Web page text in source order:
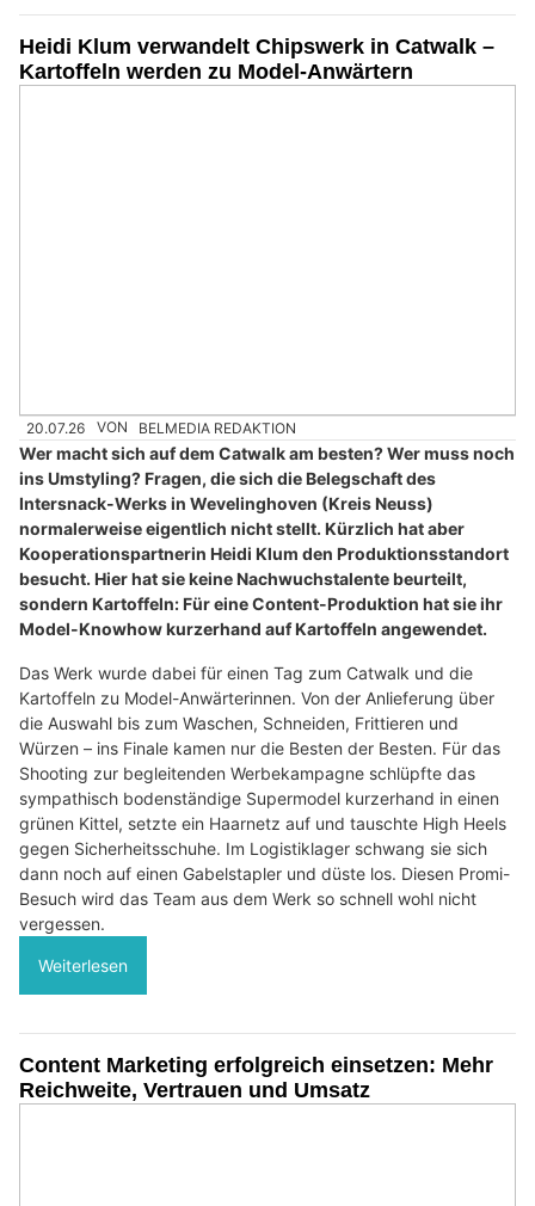
Heidi Klum verwandelt Chipswerk in Catwalk –
Kartoffeln werden zu Model-Anwärtern
20.07.26 VON BELMEDIA REDAKTION
Wer macht sich auf dem Catwalk am besten? Wer muss noch
ins Umstyling? Fragen, die sich die Belegschaft des
Intersnack-Werks in Wevelinghoven (Kreis Neuss)
normalerweise eigentlich nicht stellt. Kürzlich hat aber
Kooperationspartnerin Heidi Klum den Produktionsstandort
besucht. Hier hat sie keine Nachwuchstalente beurteilt,
sondern Kartoffeln: Für eine Content-Produktion hat sie ihr
Model-Knowhow kurzerhand auf Kartoffeln angewendet.
Das Werk wurde dabei für einen Tag zum Catwalk und die
Kartoffeln zu Model-Anwärterinnen. Von der Anlieferung über
die Auswahl bis zum Waschen, Schneiden, Frittieren und
Würzen – ins Finale kamen nur die Besten der Besten. Für das
Shooting zur begleitenden Werbekampagne schlüpfte das
sympathisch bodenständige Supermodel kurzerhand in einen
grünen Kittel, setzte ein Haarnetz auf und tauschte High Heels
gegen Sicherheitsschuhe. Im Logistiklager schwang sie sich
dann noch auf einen Gabelstapler und düste los. Diesen Promi-
Besuch wird das Team aus dem Werk so schnell wohl nicht
vergessen.
Weiterlesen
Content Marketing erfolgreich einsetzen: Mehr
Reichweite, Vertrauen und Umsatz